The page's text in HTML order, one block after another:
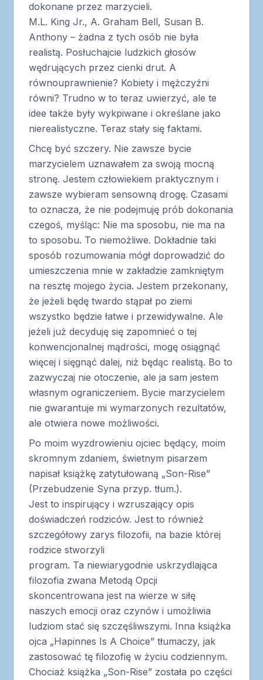
dokonane przez marzycieli.
M.L. King Jr., A. Graham Bell, Susan B.
Anthony – żadna z tych osób nie była
realistą. Posłuchajcie ludzkich głosów
wędrujących przez cienki drut. A
równouprawnienie? Kobiety i mężczyźni
równi? Trudno w to teraz uwierzyć, ale te
idee także były wykpiwane i określane jako
nierealistyczne. Teraz stały się faktami.
Chcę być szczery. Nie zawsze bycie
marzycielem uznawałem za swoją mocną
stronę. Jestem człowiekiem praktycznym i
zawsze wybieram sensowną drogę. Czasami
to oznacza, że nie podejmuję prób dokonania
czegoś, myśląc: Nie ma sposobu, nie ma na
to sposobu. To niemożliwe. Dokładnie taki
sposób rozumowania mógł doprowadzić do
umieszczenia mnie w zakładzie zamkniętym
na resztę mojego życia. Jestem przekonany,
że jeżeli będę twardo stąpał po ziemi
wszystko będzie łatwe i przewidywalne. Ale
jeżeli już decyduję się zapomnieć o tej
konwencjonalnej mądrości, mogę osiągnąć
więcej i sięgnąć dalej, niż będąc realistą. Bo to
zazwyczaj nie otoczenie, ale ja sam jestem
własnym ograniczeniem. Bycie marzycielem
nie gwarantuje mi wymarzonych rezultatów,
ale otwiera nowe możliwości.
Po moim wyzdrowieniu ojciec będący, moim
skromnym zdaniem, świetnym pisarzem
napisał książkę zatytułowaną „Son-Rise”
(Przebudzenie Syna przyp. tłum.).
Jest to inspirujący i wzruszający opis
doświadczeń rodziców. Jest to również
szczegółowy zarys filozofii, na bazie której
rodzice stworzyli
program. Ta niewiarygodnie uskrzydlająca
filozofia zwana Metodą Opcji
skoncentrowana jest na wierze w siłę
naszych emocji oraz czynów i umożliwia
ludziom stać się szczęśliwszymi. Inna książka
ojca „Hapinnes Is A Choice” tłumaczy, jak
zastosować tę filozofię w życiu codziennym.
Chociaż książka „Son-Rise” została po części